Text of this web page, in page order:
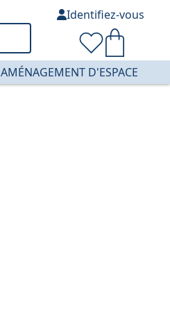
AMÉNAGEMENT D'ESPACE
Identifiez-vous